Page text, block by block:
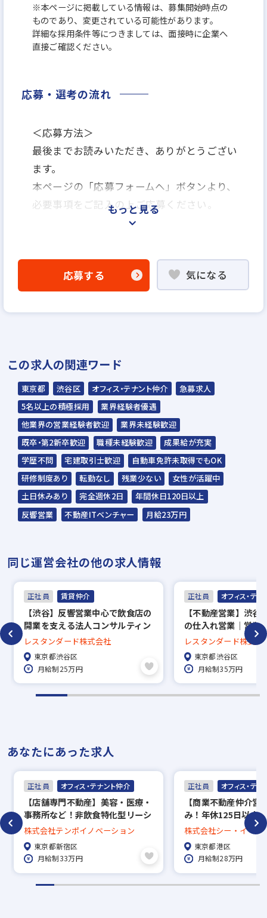
※本ページに掲載している情報は、募集開始時点の
ものであり、変更されている可能性があります。
詳細な採用条件等につきましては、面接時に企業へ
直接ご確認ください。
応募・選考の流れ
＜応募方法＞
最後までお読みいただき、ありがとうござい
ます。
本ページの「応募フォームヘ」ボタンより、
必要事項をご記入の上ご応募ください。
＜選考プロセス＞
「応募フォームへ」よりエントリー
▼
書類選考
▼
内定
応募から内定までは約2〜3週間を予定してい
ます。
※入社時期は相談に応じます。
※現在、在職中の方も積極的にご応募くださ
い。応募の秘密は厳守いたします。
もっと見る
応募する 気になる
この求人の関連ワード
東京都 渋谷区 オフィス・テナント仲介
急募求人
5名以上の積極採用
業界経験者優遇
他業界の営業経験者歓迎
業界未経験歓迎
既卒・第2新卒歓迎
職種未経験歓迎
成果給が充実
学歴不問
宅建取引士歓迎
自動車免許未取得でもOK
研修制度あり
転勤なし 残業少ない
女性が活躍中
土日休みあり
完全週休2日
年間休日120日以上
反響営業
不動産ITベンチャー 月給23万円
同じ運営会社の他の求人情報
正社員 賃貸仲介
【渋谷】反響営業中心で飲食店の
開業を支える法人コンサルティン
グ営業｜年休129日・土日祝休み
｜住宅・食事手当あり
レスタンダード株式会社
東京都渋谷区
月給制25万円
正社員 オフィス・テ
【不動産営業】渋谷
の仕入れ営業｜営業
集！／年間休日129
◎
レスタンダード株式会
東京都渋谷区
月給制35万円
あなたにあった求人
正社員 オフィス・テナント仲介
【店舗専門不動産】美容・医療・
事務所など！非飲食特化型リーシ
ング営業/東証スタンダード上場
子会社
株式会社テンポイノベーション
東京都新宿区
月給制33万円
正社員 オフィス・テ
【商業不動産仲介営
み！年休125日以上
間15時間
株式会社シー・イー・
東京都港区
月給制28万円